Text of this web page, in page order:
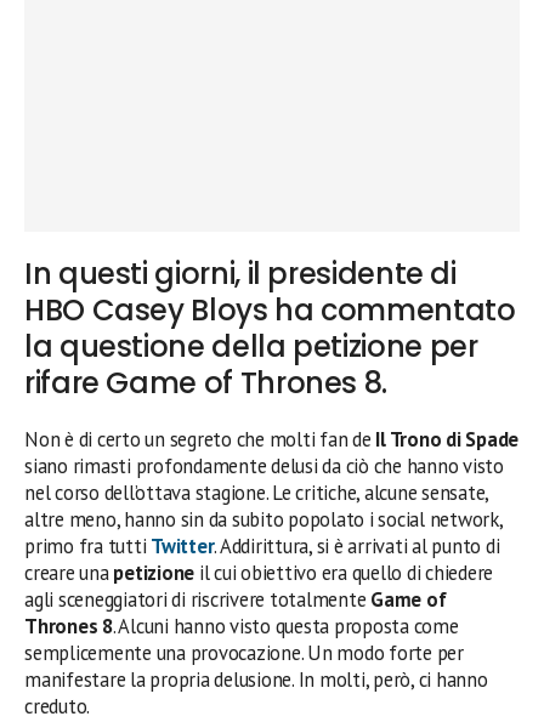
In questi giorni, il presidente di
HBO Casey Bloys ha commentato
la questione della petizione per
rifare Game of Thrones 8.
Non è di certo un segreto che molti fan de Il Trono di Spade
siano rimasti profondamente delusi da ciò che hanno visto
nel corso dell’ottava stagione. Le critiche, alcune sensate,
altre meno, hanno sin da subito popolato i social network,
primo fra tutti Twitter. Addirittura, si è arrivati al punto di
creare unapetizione il cui obiettivo era quello di chiedere
agli sceneggiatori di riscrivere totalmente Game of
Thrones 8. Alcuni hanno visto questa proposta come
semplicemente una provocazione. Un modo forte per
manifestare la propria delusione. In molti, però, ci hanno
creduto.